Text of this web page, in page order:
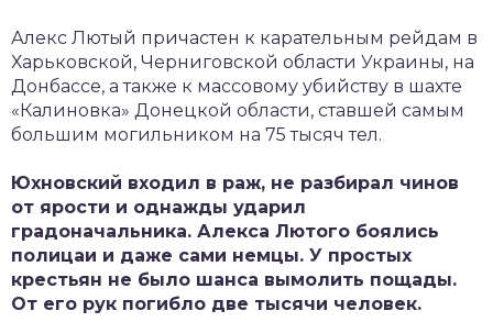
Алекс Лютый причастен к карательным рейдам в
Харьковской, Черниговской области Украины, на
Донбассе, а также к массовому убийству в шахте
«Калиновка» Донецкой области, ставшей самым
большим могильником на 75 тысяч тел.
Юхновский входил в раж, не разбирал чинов
от ярости и однажды ударил
градоначальника. Алекса Лютого боялись
полицаи и даже сами немцы. У простых
крестьян не было шанса вымолить пощады.
От его рук погибло две тысячи человек.